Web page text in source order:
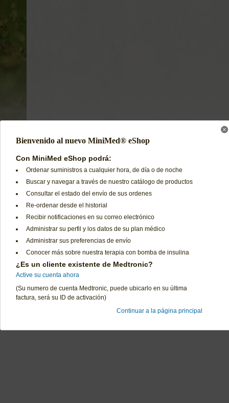
Ordenar por
Preguntas Frecuentes
Contáctenos
Política de Cambios y Devoluciones
Términos y Condiciones
Bienvenido al nuevo MiniMed® eShop
Con MiniMed eShop podrá:
Ordenar suministros a cualquier hora, de día o de noche
Buscar y navegar a través de nuestro catálogo de productos
Consultar el estado del envío de sus ordenes
Re-ordenar desde el historial
Recibir notificaciones en su correo electrónico
Administrar su perfil y los datos de su plan médico
Administrar sus preferencias de envío
Conocer más sobre nuestra terapia con bomba de insulina
¿Es un cliente existente de Medtronic?
Active su cuenta ahora
(Su numero de cuenta Medtronic, puede ubicarlo en su última
factura, será su ID de activación)
Continuar a la página principal